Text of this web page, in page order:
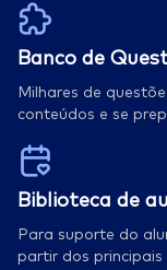
Banco de
Milhares de
conteúdos e se
Biblioteca de
Para suporte do
partir dos